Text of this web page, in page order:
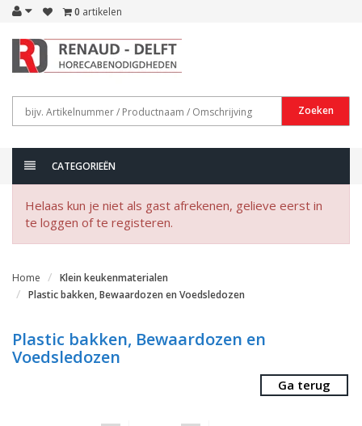
0 artikelen
Zoeken
CATEGORIEËN
Helaas kun je niet als gast afrekenen, gelieve eerst in
te loggen of te registeren.
Home
Klein keukenmaterialen
Plastic bakken, Bewaardozen en Voedsledozen
Plastic bakken, Bewaardozen en
Voedsledozen
Ga terug